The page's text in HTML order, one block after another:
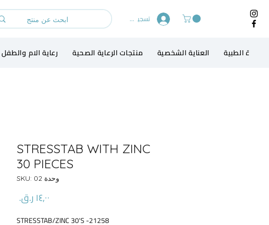
تسجيل الدخول
رعاية الام والطفل منتجات الرعاية الصحية العناية الشخصية الاجهزة الطبية
STRESSTAB WITH ZINC
30 PIECES
وحدة SKU: 02
21258- STRESSTAB/ZINC 30'S